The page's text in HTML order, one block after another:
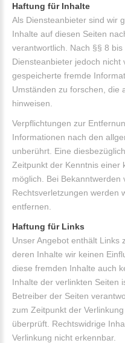
Haftung für Inhalte
Als Diensteanbieter sind wir
Inhalte auf diesen Seiten
verantwortlich. Nach §§ 8
Diensteanbieter jedoch
gespeicherte fremde
Umständen zu forschen, die
hinweisen.
Verpflichtungen zur
Informationen nach den
unberührt. Eine
Zeitpunkt der Kenntnis einer
möglich. Bei Bekanntwerden
Rechtsverletzungen werden
entfernen.
Haftung für Links
Unser Angebot enthält Links
deren Inhalte wir keinen
diese fremden Inhalte auch
Inhalte der verlinkten Seiten
Betreiber der Seiten
zum Zeitpunkt der
überprüft. Rechtswidrige
Verlinkung nicht erkennbar.